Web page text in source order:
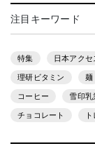
注目キーワード
特集 日本アクセ
理研ビタミン 麺
コーヒー 雪印乳
チョコレート